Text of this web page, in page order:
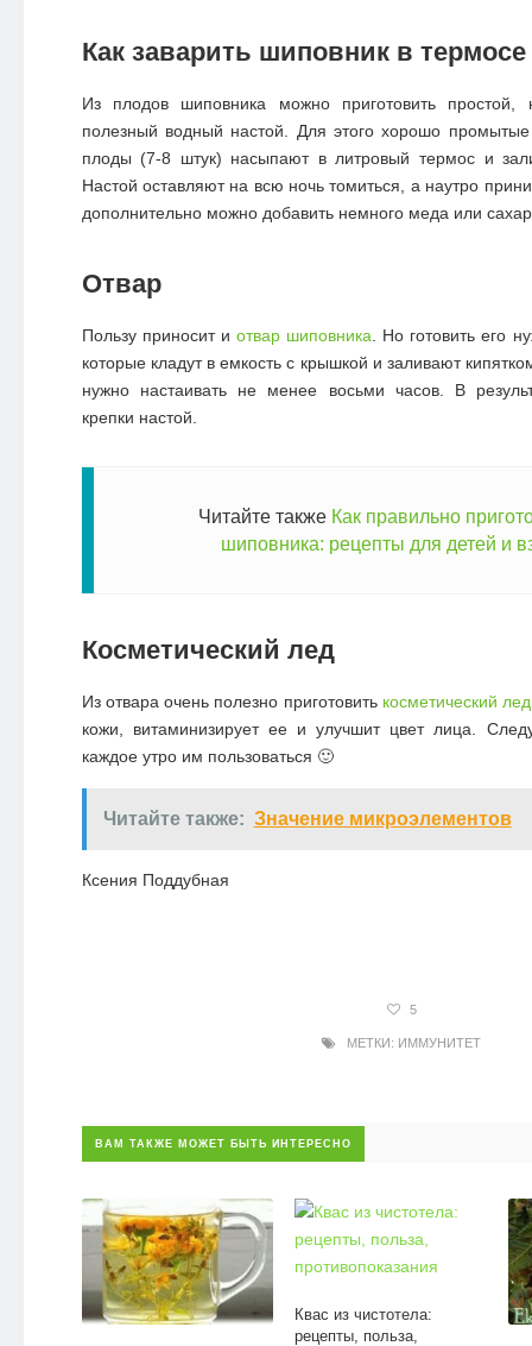
Как заварить шиповник в термосе
Из плодов шиповника можно приготовить
полезный водный настой. Для этого хорошо
плоды (7-8 штук) насыпают в литровый термос и
Настой оставляют на всю ночь томиться, а наутро
дополнительно можно добавить немного меда или
Отвар
Пользу приносит и отвар шиповника . Но готовить его
которые кладут в емкость с крышкой и заливают
нужно настаивать не менее восьми часов. В
крепки настой.
Читайте также Как правильно
шиповника: рецепты для детей и
Косметический лед
Из отвара очень полезно приготовить косметический лед
кожи, витаминизирует ее и улучшит цвет лица.
каждое утро им пользоваться 🙂
Читайте также: Значение микроэлементов
Ксения Поддубная
5
МЕТКИ: ИММУНИТЕТ
ВАМ ТАКЖЕ МОЖЕТ БЫТЬ ИНТЕРЕСНО
Квас из чистотела:
рецепты, польза,